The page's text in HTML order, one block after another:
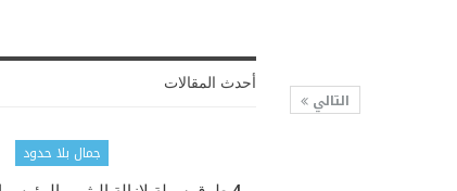
التالي
أحدث المقالات
جمال بلا حدود